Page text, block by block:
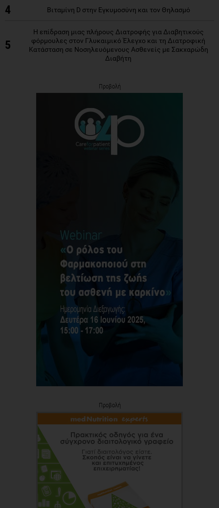
4 Βιταμίνη D στην Εγκυμοσύνη και τον Θηλασμό
5
Η επίδραση μιας πλήρους Διατροφής για Διαβητικούς
φόρμουλες στον Γλυκαιμικό Έλεγχο και τη Διατροφική
Κατάσταση σε Νοσηλευόμενους Ασθενείς με Σακχαρώδη
Διαβήτη
Προβολή
Προβολή